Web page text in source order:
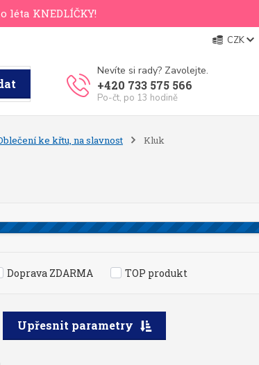
KNEDLÍČKY!
CZK
Nevíte si rady? Zavolejte.
+420 733 575 566
Po-čt, po 13 hodině
ke křtu, na slavnost Kluk
Upřesnit parametry
Doprava ZDARMA TOP produkt